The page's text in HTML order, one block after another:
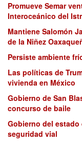
Promueve Semar
Interoceánico del
Mantiene Salomón
de la Niñez
Persiste ambiente
Las políticas de
vivienda en México
Gobierno de San
concurso de baile
Gobierno del estado
seguridad vial